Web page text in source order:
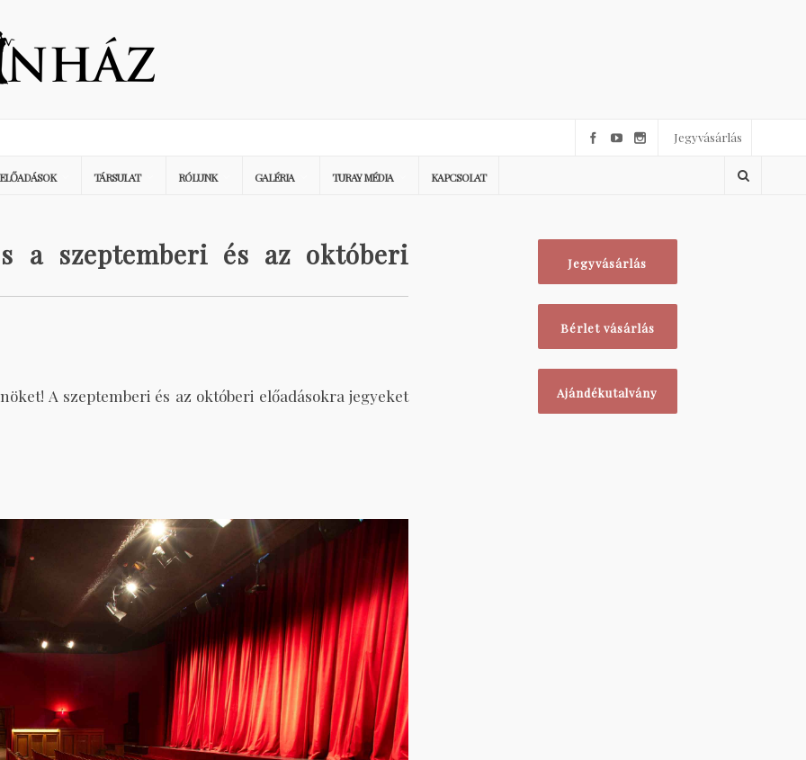
Jegyvásárlás
ELŐADÁSOK TÁRSULAT RÓLUNK GALÉRIA TURAY MÉDIA KAPCSOLAT
a szeptemberi és az októberi
A szeptemberi és az októberi előadásokra jegyeket
Jegyvásárlás
Bérlet vásárlás
Ajándékutalvány